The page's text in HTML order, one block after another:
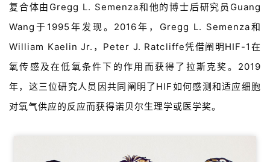
复合体由Gregg L. Semenza和他的博士后研究员Guang
Wang于1995年发现。2016年，Gregg L. Semenza和
William Kaelin Jr.，Peter J. Ratcliffe凭借阐明HIF-1在
氧传感及在低氧条件下的作用而获得了拉斯克奖。2019
年，这三位研究人员因共同阐明了HIF如何感测和适应细胞
对氧气供应的反应而获得诺贝尔生理学或医学奖。